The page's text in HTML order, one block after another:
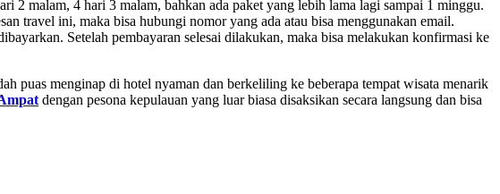
2 malam, 4 hari 3 malam, bahkan ada paket yang lebih lama lagi sampai 1 minggu.
travel ini, maka bisa hubungi nomor yang ada atau bisa menggunakan email.
Setelah pembayaran selesai dilakukan, maka bisa melakukan konfirmasi ke
puas menginap di hotel nyaman dan berkeliling ke beberapa tempat wisata menarik
dengan pesona kepulauan yang luar biasa disaksikan secara langsung dan bisa